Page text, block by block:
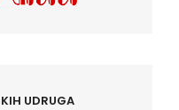
UDRUGA